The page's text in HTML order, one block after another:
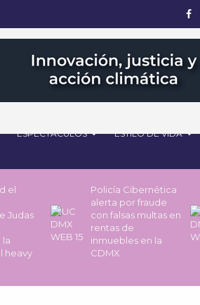
ESPECTÁCULOS ESTILO DE VIDA
el
Judas
la
heavy
Policía Cibernética
alerta por fraude
con falsas multas en
rentas de
inmuebles en la
CDMX